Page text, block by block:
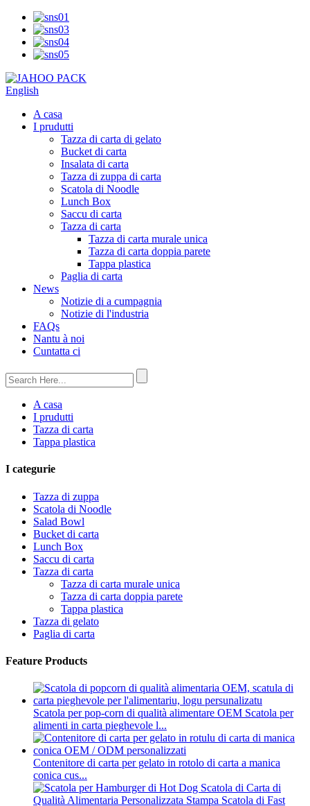
English
A casa
I prudutti
Tazza di carta di gelato
Bucket di carta
Insalata di carta
Tazza di zuppa di carta
Scatola di Noodle
Lunch Box
Saccu di carta
Tazza di carta
Tazza di carta murale unica
Tazza di carta doppia parete
Tappa plastica
Paglia di carta
News
Notizie di a cumpagnia
Notizie di l'industria
FAQs
Nantu à noi
Cuntatta ci
A casa
I prudutti
Tazza di carta
Tappa plastica
I categurie
Tazza di zuppa
Scatola di Noodle
Salad Bowl
Bucket di carta
Lunch Box
Saccu di carta
Tazza di carta
Tazza di carta murale unica
Tazza di carta doppia parete
Tappa plastica
Tazza di gelato
Paglia di carta
Feature Products
Scatola per pop-corn di qualità alimentare OEM Scatola per
alimenti in carta pieghevole l...
Contenitore di carta per gelato in rotolo di carta a manica
conica cus...